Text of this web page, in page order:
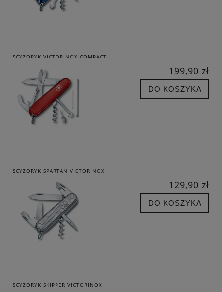
SCYZORYK VICTORINOX COMPACT
199,90 zł
DO KOSZYKA
SCYZORYK SPARTAN VICTORINOX
129,90 zł
DO KOSZYKA
SCYZORYK SKIPPER VICTORINOX